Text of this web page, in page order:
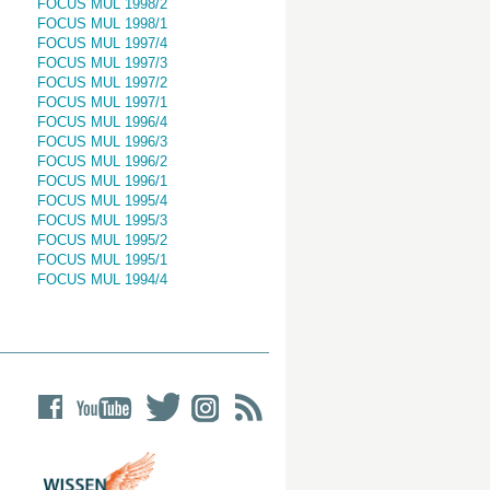
FOCUS MUL 1998/2
FOCUS MUL 1998/1
FOCUS MUL 1997/4
FOCUS MUL 1997/3
FOCUS MUL 1997/2
FOCUS MUL 1997/1
FOCUS MUL 1996/4
FOCUS MUL 1996/3
FOCUS MUL 1996/2
FOCUS MUL 1996/1
FOCUS MUL 1995/4
FOCUS MUL 1995/3
FOCUS MUL 1995/2
FOCUS MUL 1995/1
FOCUS MUL 1994/4